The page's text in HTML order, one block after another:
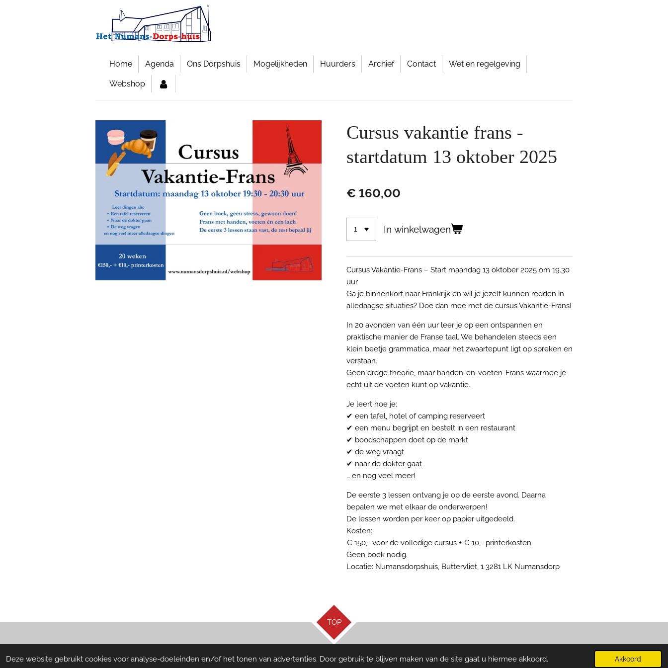
Deze website gebruikt cookies voor analyse-doeleinden en/of het tonen van advertenties. Door gebruik te blijven maken van de site gaat u hiermee akkoord. Akkoord
Home Agenda Ons Dorpshuis Mogelijkheden Huurders Archief Contact Wet en regelgeving
Webshop
Cursus vakantie frans -
startdatum 13 oktober 2025
€ 160,00
In winkelwagen
Cursus Vakantie-Frans – Start maandag 13 oktober 2025 om 19.30
uur
Ga je binnenkort naar Frankrijk en wil je jezelf kunnen redden in
alledaagse situaties? Doe dan mee met de cursus Vakantie-Frans!
In 20 avonden van één uur leer je op een ontspannen en
praktische manier de Franse taal. We behandelen steeds een
klein beetje grammatica, maar het zwaartepunt ligt op spreken en
verstaan.
Geen droge theorie, maar handen-en-voeten-Frans waarmee je
echt uit de voeten kunt op vakantie.
Je leert hoe je:
✔ een tafel, hotel of camping reserveert
✔ een menu begrijpt en bestelt in een restaurant
✔ boodschappen doet op de markt
✔ de weg vraagt
✔ naar de dokter gaat
… en nog veel meer!
De eerste 3 lessen ontvang je op de eerste avond. Daarna
bepalen we met elkaar de onderwerpen!
De lessen worden per keer op papier uitgedeeld.
Kosten:
€ 150,- voor de volledige cursus + € 10,- printerkosten
Geen boek nodig.
Locatie: Numansdorpshuis, Buttervliet, 1 3281 LK Numansdorp
TOP